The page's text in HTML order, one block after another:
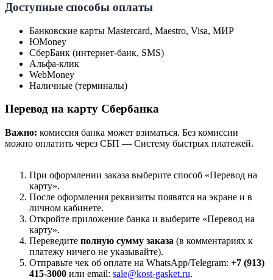
Доступные способы оплаты
Банковские карты Mastercard, Maestro, Visa, МИР
ЮMoney
СберБанк (интернет-банк, SMS)
Альфа-клик
WebMoney
Наличные (терминалы)
Перевод на карту Сбербанка
Важно: комиссия банка может взиматься. Без комиссии
можно оплатить через СБП — Систему быстрых платежей.
При оформлении заказа выберите способ «Перевод на
карту».
После оформления реквизиты появятся на экране и в
личном кабинете.
Откройте приложение банка и выберите «Перевод на
карту».
Переведите полную сумму заказа (в комментариях к
платежу ничего не указывайте).
Отправьте чек об оплате на WhatsApp/Telegram: +7 (913)
415-3000 или email: sale@kost-gasket.ru.